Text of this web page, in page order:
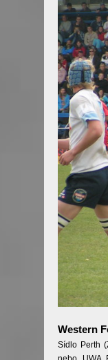
Western
Sídlo Perth